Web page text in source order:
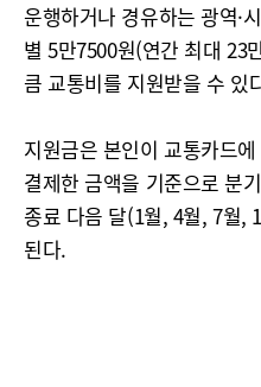
운행하거나 경유하는 광역·
별 5만7500원(연간 최대 23
큼 교통비를 지원받을 수 있
지원금은 본인이 교통카드
결제한 금액을 기준으로 분
종료 다음 달(1월, 4월, 7월,
된다.